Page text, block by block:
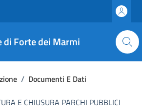
di Forte dei Marmi
/ Documenti E Dati
E CHIUSURA PARCHI PUBBLICI